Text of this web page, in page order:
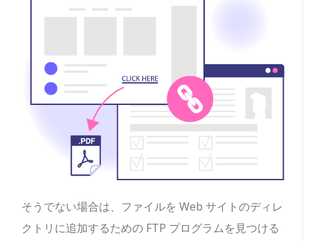
そうでない場合は、ファイルを Web サイトのディレ
クトリに追加するための FTP プログラムを見つける